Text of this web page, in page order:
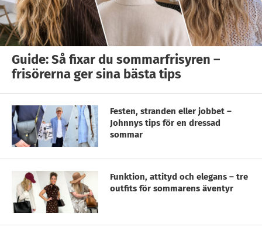
Guide: Så fixar du sommarfrisyren –
frisörerna ger sina bästa tips
Festen, stranden eller jobbet –
Johnnys tips för en dressad
sommar
Funktion, attityd och elegans – tre
outfits för sommarens äventyr